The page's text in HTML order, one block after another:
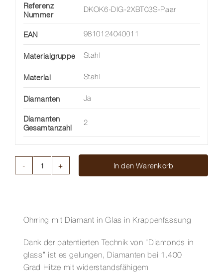
Referenz
Nummer
DKOK6-DIG-2XBT03S-Paar
EAN 9810124040011
Materialgruppe Stahl
Material Stahl
Diamanten Ja
Diamanten
Gesamtanzahl
2
6
KUGEL
IN
KRAPPE
In den Warenkorb
Ohrring mit Diamant in Glas in Krappenfassung
Dank der patentierten Technik von “Diamonds in
glass” ist es gelungen, Diamanten bei 1.400
Grad Hitze mit widerstandsfähigem